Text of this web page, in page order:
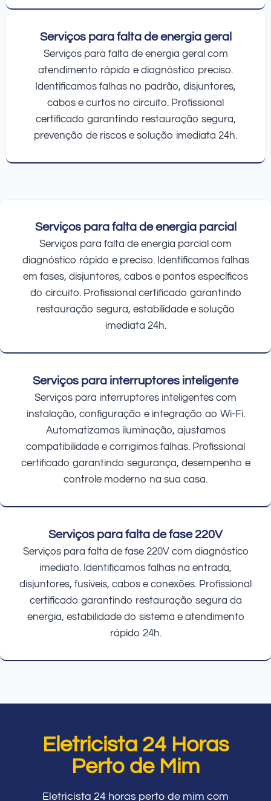
Serviços para falta de energia geral
Serviços para falta de energia geral com
atendimento rápido e diagnóstico preciso.
Identificamos falhas no padrão, disjuntores,
cabos e curtos no circuito. Profissional
certificado garantindo restauração segura,
prevenção de riscos e solução imediata 24h.
Serviços para falta de energia parcial
Serviços para falta de energia parcial com
diagnóstico rápido e preciso. Identificamos falhas
em fases, disjuntores, cabos e pontos específicos
do circuito. Profissional certificado garantindo
restauração segura, estabilidade e solução
imediata 24h.
Serviços para interruptores inteligente
Serviços para interruptores inteligentes com
instalação, configuração e integração ao Wi-Fi.
Automatizamos iluminação, ajustamos
compatibilidade e corrigimos falhas. Profissional
certificado garantindo segurança, desempenho e
controle moderno na sua casa.
Serviços para falta de fase 220V
Serviços para falta de fase 220V com diagnóstico
imediato. Identificamos falhas na entrada,
disjuntores, fusíveis, cabos e conexões. Profissional
certificado garantindo restauração segura da
energia, estabilidade do sistema e atendimento
rápido 24h.
Eletricista 24 Horas
Perto de Mim
Eletricista 24 horas perto de mim com